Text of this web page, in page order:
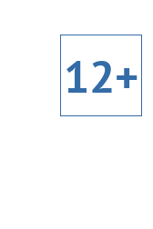
12+